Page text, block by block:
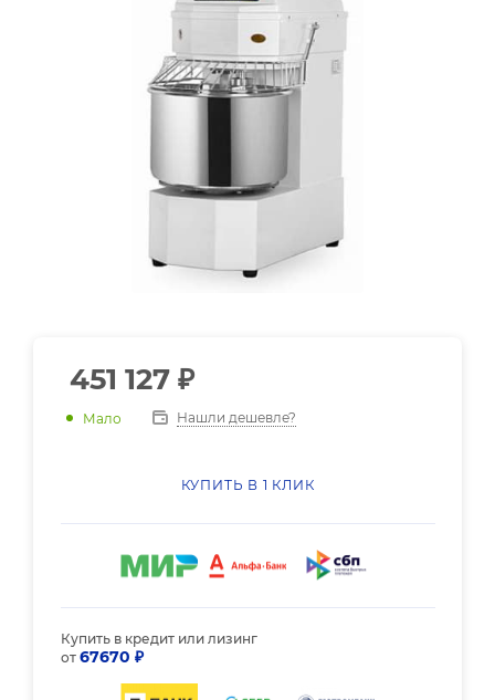
451 127 ₽
Мало Нашли дешевле?
КУПИТЬ В 1 КЛИК
Купить в кредит или лизинг
от 67670 ₽